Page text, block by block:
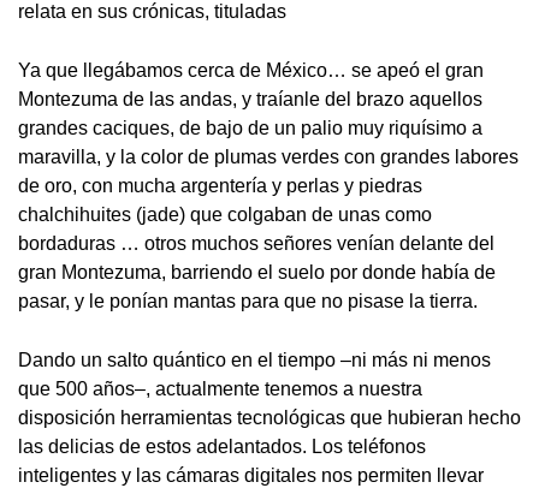
relata en sus crónicas, tituladas
Ya que llegábamos cerca de México… se apeó el gran
Montezuma de las andas, y traíanle del brazo aquellos
grandes caciques, de bajo de un palio muy riquísimo a
maravilla, y la color de plumas verdes con grandes labores
de oro, con mucha argentería y perlas y piedras
chalchihuites (jade) que colgaban de unas como
bordaduras … otros muchos señores venían delante del
gran Montezuma, barriendo el suelo por donde había de
pasar, y le ponían mantas para que no pisase la tierra.
Dando un salto quántico en el tiempo –ni más ni menos
que 500 años–, actualmente tenemos a nuestra
disposición herramientas tecnológicas que hubieran hecho
las delicias de estos adelantados. Los teléfonos
inteligentes y las cámaras digitales nos permiten llevar